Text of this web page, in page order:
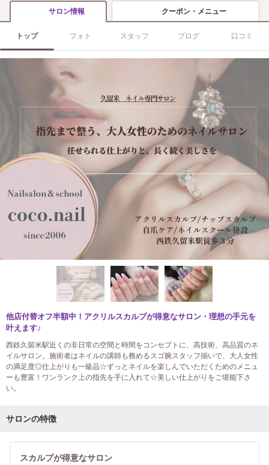
サロン情報 クーポン・メニュー
トップ フォト スタッフ ブログ 口コミ
他店付替オフ半額中！アクリルスカルプが得意なサロン・理想の手元を
叶えます♪
西鉄久留米駅近くの非日常の空間と時間をコンセプトに、高技術、高品質のネ
イルサロン。施術者はネイルの講師も務めるスゴ腕スタッフ揃いで、大人女性
の満足度◎仕上がりも一級品☆ずっとネイルを楽しんでいただくためのメニュ
ーも豊富！ワンランク上の指先を手に入れて☆美しい仕上がりをご堪能下さ
い。
サロンの特徴
スカルプが得意なサロン